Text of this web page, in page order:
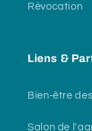
Révocation
Liens &
Bien-être
Salon de